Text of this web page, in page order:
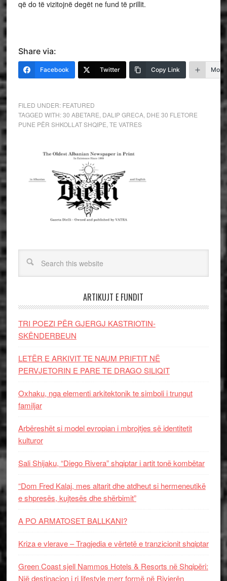
që do të vizitojnë degët ne fund të prillit.
Share via:
Facebook Twitter Copy Link More
FILED UNDER: FEATURED
TAGGED WITH:30 ABETARE DALIP GRECA, DHE 30 FLETORE
PUNE PËR SHKOLLAT SHQIPE TE VATRES
ARTIKUJT E FUNDIT
TRI POEZI PËR GJERGJ KASTRIOTIN-
SKËNDERBEUN
LETËR E ARKIVIT TE NAUM PRIFTIT NË
PERVJETORIN E PARE TE DRAGO SILIQIT
Oxhaku, nga elementi arkitektonik te simboli i trungut
familjar
Arbëreshët si model evropian i mbrojtjes së identitetit
kulturor
Sali Shijaku, “Diego Rivera” shqiptar i artit tonë kombëtar
“Dom Fred Kalaj, mes altarit dhe atdheut si hermeneutikë
e shpresës, kujtesës dhe shërbimit”
A PO ARMATOSET BALLKANI?
Kriza e vlerave – Tragjedia e vërtetë e tranzicionit shqiptar
Green Coast sjell Nammos Hotels & Resorts në Shqipëri:
Një destinacion i ri lifestyle merr formë në Rivierën